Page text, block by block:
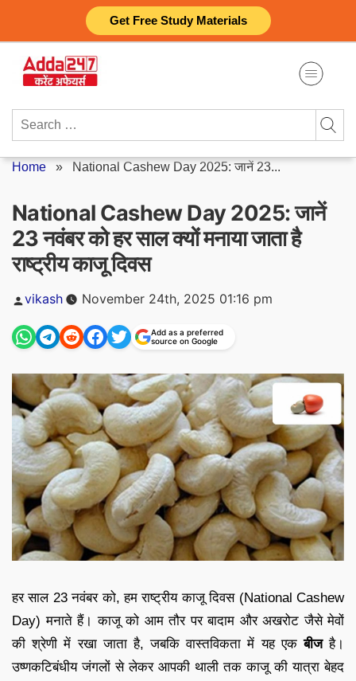
Get Free Study Materials
content
Search
Home » National Cashew Day 2025: जानें 23...
National Cashew Day 2025: जानें
23 नवंबर को हर साल क्यों मनाया जाता है
राष्ट्रीय काजू दिवस
Posted
vikash November 24th, 2025 01:16 pm
Add as a preferred
source on Google
हर साल 23 नवंबर को, हम राष्ट्रीय काजू दिवस (National Cashew
Day) मनाते हैं। काजू को आम तौर पर बादाम और अखरोट जैसे मेवों
की श्रेणी में रखा जाता है, जबकि वास्तविकता में यह एकबीजहै।
उष्णकटिबंधीय जंगलों से लेकर आपकी थाली तक काजू की यात्रा बेहद